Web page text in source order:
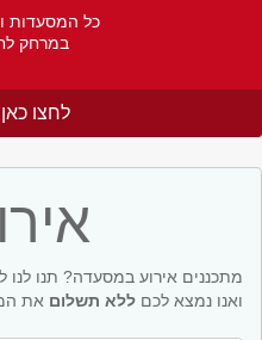
כל המסעדות
במרחק
לחצו
מתכננים אירוע במסעדה? תנו
ואנו נמצא לכם ללא תשלום את